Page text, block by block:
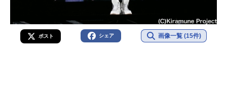
ポスト シェア 画像一覧 (15件)